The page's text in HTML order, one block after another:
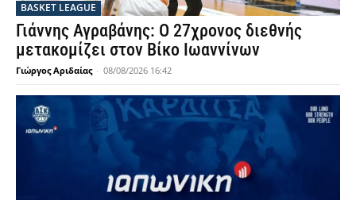
BASKET LEAGUE
Γιάννης Αγραβάνης: Ο 27χρονος διεθνής
μετακομίζει στον Βίκο Ιωαννίνων
Γιώργος Αριδαίας - 08/08/2026 16:42